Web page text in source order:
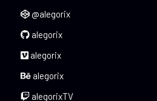
@alegorix
alegorix
alegorix
alegorix
alegorixTV